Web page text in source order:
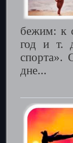
бежим: к
год и т.
спорта».
дне...